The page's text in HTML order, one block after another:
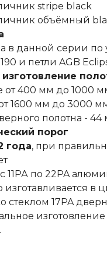
stripe black
объёмный
в данной серии
и петли AGB
400 мм до 1000
1600 мм до 3000
полотна - 44
порог
года, при
11РА по 22PA
в
стеклом 17PA